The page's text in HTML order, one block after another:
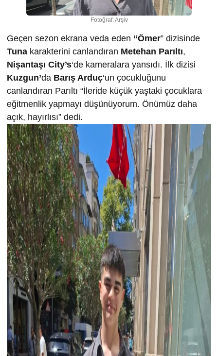
Fotoğraf: Arşiv
Geçen sezon ekrana veda eden “Ömer” dizisinde
Tuna karakterini canlandıran Metehan Parıltı,
Nişantaşı City’s‘de kameralara yansıdı. İlk dizisi
Kuzgun’da Barış Arduç‘un çocukluğunu
canlandıran Parıltı “İleride küçük yaştaki çocuklara
eğitmenlik yapmayı düşünüyorum. Önümüz daha
açık, hayırlısı” dedi.